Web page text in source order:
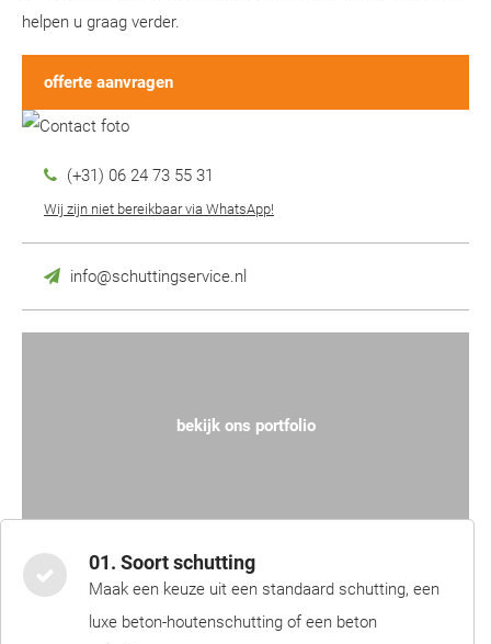
helpen u graag verder.
offerte aanvragen
(+31) 06 24 73 55 31
Wij zijn niet bereikbaar via WhatsApp!
info@schuttingservice.nl
bekijk ons portfolio
01. Soort schutting
Maak een keuze uit een standaard schutting, een
luxe beton-houtenschutting of een beton